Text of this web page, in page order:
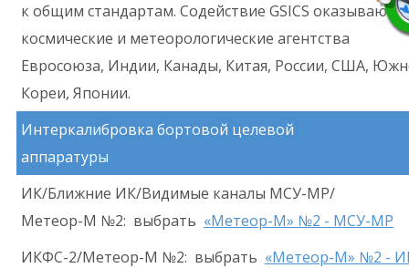
к общим стандартам. Содействие GSICS оказывают
космические и метеорологические агентства
Евросоюза, Индии, Канады, Китая, России, США,
Кореи, Японии.
Интеркалибровка бортовой целевой
аппаратуры
ИК/Ближние ИК/Видимые каналы МСУ-МР/
Метеор-М №2: выбрать «Метеор-М» №2 - МСУ-МР
ИКФС-2/Метеор-М №2: выбрать «Метеор-М» №2 -